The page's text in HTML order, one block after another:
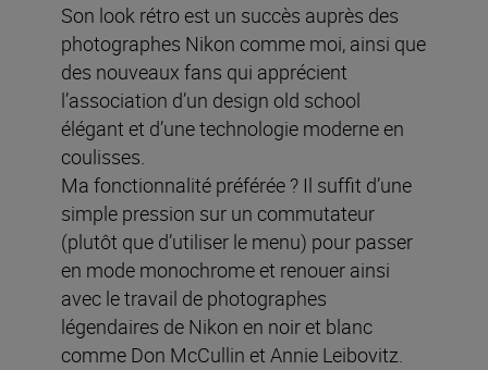
Son look rétro est un succès auprès des
photographes Nikon comme moi, ainsi que
des nouveaux fans qui apprécient
l’association d’un design old school
élégant et d’une technologie moderne en
coulisses.
Ma fonctionnalité préférée ? Il suffit d’une
simple pression sur un commutateur
(plutôt que d’utiliser le menu) pour passer
en mode monochrome et renouer ainsi
avec le travail de photographes
légendaires de Nikon en noir et blanc
comme Don McCullin et Annie Leibovitz.